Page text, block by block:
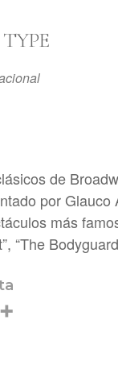
Office 365
de
por
más
“The